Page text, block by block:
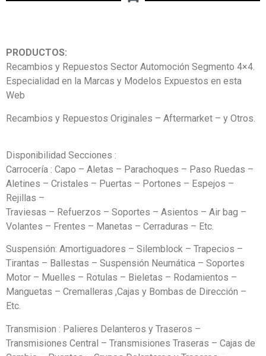
PRODUCTOS:
Recambios y Repuestos Sector Automoción Segmento 4×4.
Especialidad en la Marcas y Modelos Expuestos en esta
Web
Recambios y Repuestos Originales – Aftermarket – y Otros.
Disponibilidad Secciones :
Carrocería : Capo – Aletas – Parachoques – Paso Ruedas –
Aletines – Cristales – Puertas – Portones – Espejos –
Rejillas –
Traviesas – Refuerzos – Soportes – Asientos – Air bag –
Volantes – Frentes – Manetas – Cerraduras – Etc.
Suspensión: Amortiguadores – Silemblock – Trapecios –
Tirantas – Ballestas – Suspensión Neumática – Soportes
Motor – Muelles – Rotulas – Bieletas – Rodamientos –
Manguetas – Cremalleras ,Cajas y Bombas de Dirección –
Etc.
Transmision : Palieres Delanteros y Traseros –
Transmisiones Central – Transmisiones Traseras – Cajas de